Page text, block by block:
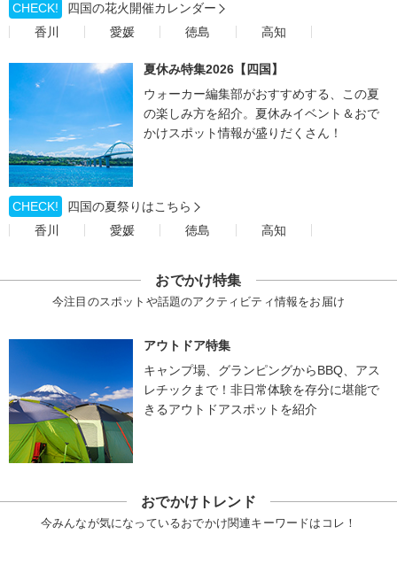
CHECK!
四国の花火開催カレンダー
香川
愛媛 徳島 高知
夏休み特集2026【四国】
ウォーカー編集部がおすすめする、この夏
の楽しみ方を紹介。夏休みイベント＆おで
かけスポット情報が盛りだくさん！
CHECK!
四国の夏祭りはこちら
香川
愛媛 徳島 高知
おでかけ特集
今注目のスポットや話題のアクティビティ情報をお届け
アウトドア特集
キャンプ場、グランピングからBBQ、アス
レチックまで！非日常体験を存分に堪能で
きるアウトドアスポットを紹介
おでかけトレンド
今みんなが気になっているおでかけ関連キーワードはコレ！